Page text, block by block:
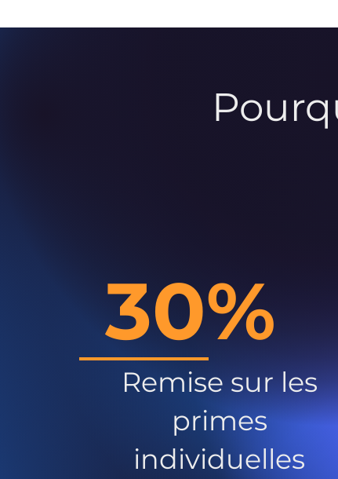
30%
Remise sur les
primes
individuelles